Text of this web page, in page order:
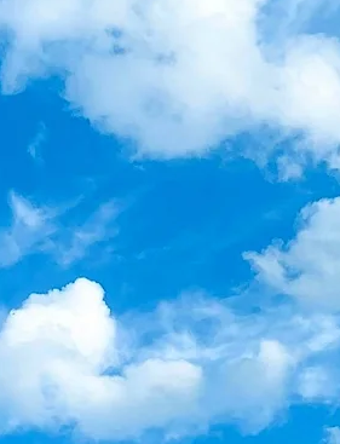
株式会社ＨＳＪは、スポーツがも
エネルギーを社会に循環させ
健康の維持と向上に役立つソリュ
健康で豊かな社会の実現に寄与
日本のスポーツ環境の向上を図り
かけがえのない体験を一人でも多
また現在・未来のアスリートにと
お手伝いができるよう
私たちは